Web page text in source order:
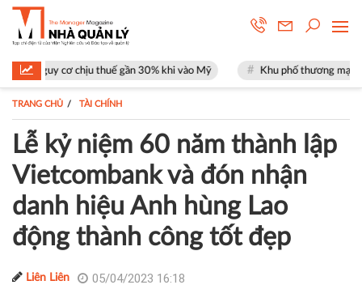
gần 30% khi vào Mỹ Khu phố thương mại SOHO tại The Global
TRANG CHỦ TÀI CHÍNH
Lễ kỷ niệm 60 năm thành lập
Vietcombank và đón nhận